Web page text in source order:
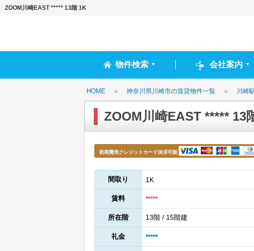
ZOOM川崎EAST ***** 13階 1K
物件検索 ▼ 会社案内 ▼
HOME » 神奈川県川崎市の賃貸物件一覧 » 川崎
ZOOM川崎EAST ***** 13
初期費用クレジットカード決済可能
間取り 1K
賃料 *****
所在階 13階 / 15階建
礼金 *****